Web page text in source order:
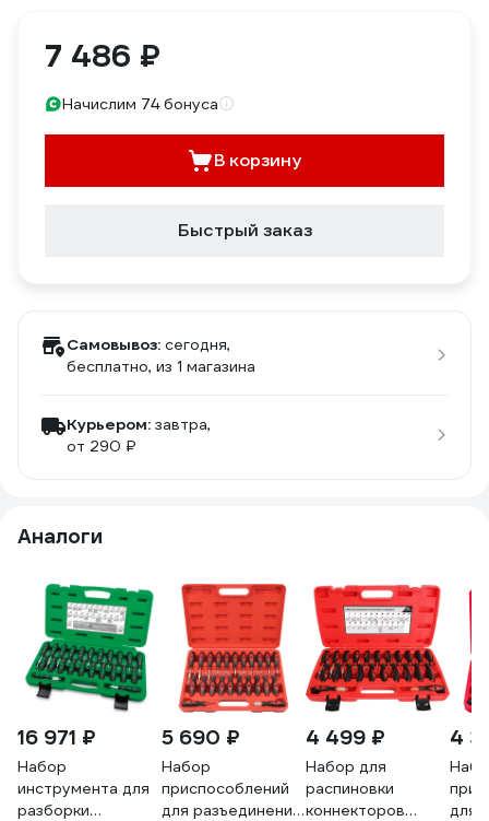
7 486 ₽
Начислим 74 бонуса
В корзину
Быстрый заказ
Самовывоз: сегодня,
бесплатно, из 1 магазина
Курьером: завтра,
от 290 ₽
Аналоги
16 971 ₽
Набор
инструмента для
разборки
5 690 ₽
Набор
приспособлений
для разъединения
4 499 ₽
Набор для
распиновки
коннекторов
4
для